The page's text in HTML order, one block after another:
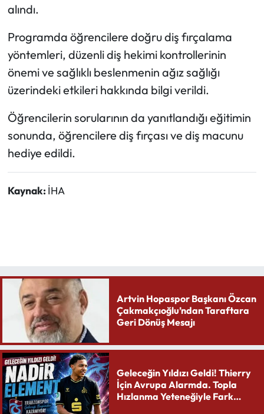
alındı.
Programda öğrencilere doğru diş fırçalama
yöntemleri, düzenli diş hekimi kontrollerinin
önemi ve sağlıklı beslenmenin ağız sağlığı
üzerindeki etkileri hakkında bilgi verildi.
Öğrencilerin sorularının da yanıtlandığı eğitimin
sonunda, öğrencilere diş fırçası ve diş macunu
hediye edildi.
Kaynak: İHA
Artvin Hopaspor Başkanı Özcan
Çakmakçıoğlu’ndan Taraftara
Geri Dönüş Mesajı
Geleceğin Yıldızı Geldi! Thierry
İçin Avrupa Alarmda. Topla
Hızlanma Yeteneğiyle Fark
Teknoloji